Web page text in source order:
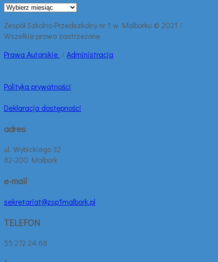
Archiwalne
Zespół Szkolno-Przedszkolny nr 1 w Malborku © 2021 /
Wszelkie prawa zastrzeżone
Prawa Autorskie /Administracja
Polityka prywatności
Deklaracja dostępności
adres
ul. Wybickiego 32
82-200 Malbork
e-mail
sekretariat@zsp1malbork.pl
TELEFON
55 272 24 68